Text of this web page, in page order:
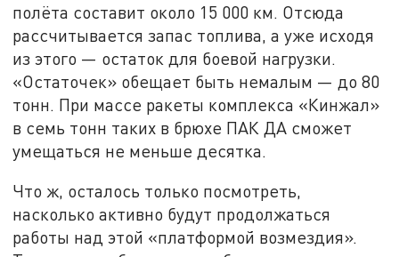
полёта составит около 15 000 км. Отсюда
рассчитывается запас топлива, а уже исходя
из этого — остаток для боевой нагрузки.
«Остаточек» обещает быть немалым — до 80
тонн. При массе ракеты комплекса «Кинжал»
в семь тонн таких в брюхе ПАК ДА сможет
умещаться не меньше десятка.
Что ж, осталось только посмотреть,
насколько активно будут продолжаться
работы над этой «платформой возмездия».